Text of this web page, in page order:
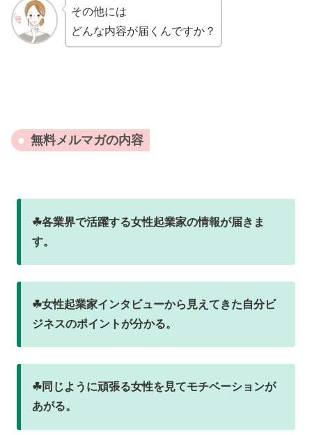
その他には
どんな内容が届くんですか？
無料メルマガの内容
☘各業界で活躍する女性起業家の情報が届きま
す。
☘女性起業家インタビューから見えてきた自分ビ
ジネスのポイントが分かる。
☘同じように頑張る女性を見てモチベーションが
あがる。